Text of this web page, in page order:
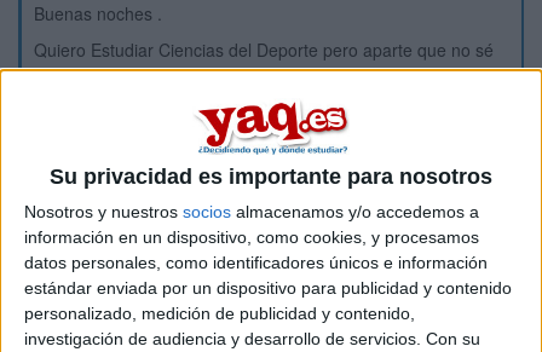
Su privacidad es importante para nosotros
Nosotros y nuestros socios almacenamos y/o accedemos a
información en un dispositivo, como cookies, y procesamos
datos personales, como identificadores únicos e información
estándar enviada por un dispositivo para publicidad y contenido
personalizado, medición de publicidad y contenido,
investigación de audiencia y desarrollo de servicios. Con su
Buenas noches .
Quiero Estudiar Ciencias del Deporte pero aparte que no sé
qué nota conseguiré finalmente tengo la duda que como
elegir la mejor Universidad, si en Granada , en Madrid....y
además he visto que en Madrid existen varias facultades.
¿dónde podría asesorarme?
También tengo duda de cuando tengo que empezar a buscar
residencias universitarias , me comentan que ya pero si no sé
qué nota sacaré ¿qué hago? Es que me da miedo tener
problemas en julio.
muchas gracias por anticipado.
Inicio